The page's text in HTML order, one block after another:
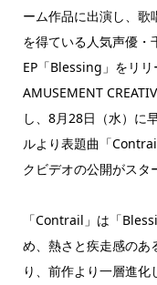
ーム作品に出演し、歌
を得ている人気声優
EP「Blessing」をリ
AMUSEMENT
し、8月28日（水）に
ルより表題曲「
クビデオの公開がスタ
「Contrail」は「
め、熱さと疾走感のあ
り、前作より一層進